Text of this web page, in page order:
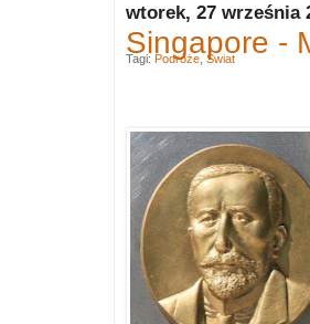
wtorek, 27 września
Singapore -
Tagi: Podróże Świat